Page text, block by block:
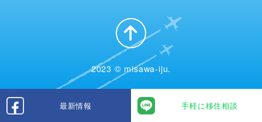
最新情報 手軽に移住相談
2023 © misawa-iju.